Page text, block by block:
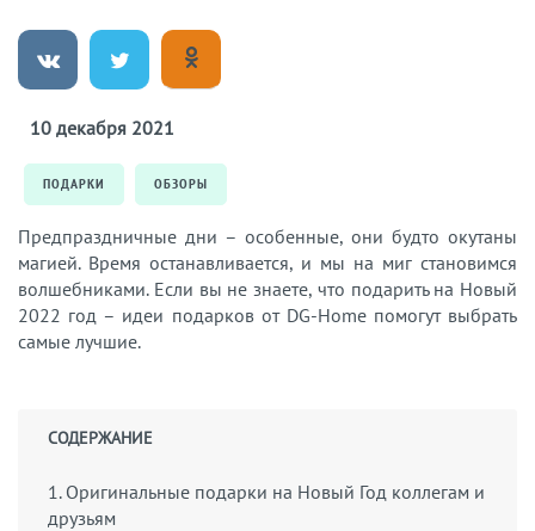
10 декабря 2021
ПОДАРКИ ОБЗОРЫ
Предпраздничные дни – особенные, они будто окутаны
магией. Время останавливается, и мы на миг становимся
волшебниками. Если вы не знаете, что подарить на Новый
2022 год – идеи подарков от DG-Home помогут выбрать
самые лучшие.
СОДЕРЖАНИЕ
1. Оригинальные подарки на Новый Год коллегам и
друзьям